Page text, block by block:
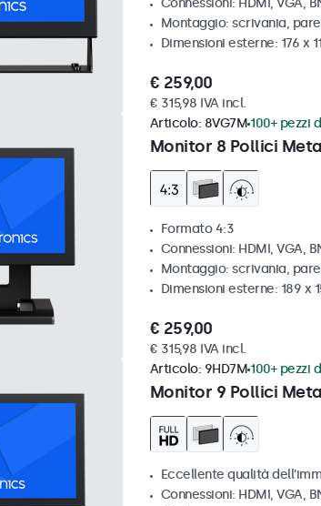
Connessioni: HDMI, VGA,
Montaggio: scrivania,
Dimensioni esterne: 176 x
€ 259,00
€ 315,98 IVA incl.
Monitor 8 Pollici
Articolo: 8VG7M 100+ pezzi
Formato 4:3
Connessioni: HDMI, VGA,
Montaggio: scrivania,
Dimensioni esterne: 189 x
€ 259,00
€ 315,98 IVA incl.
Monitor 9 Pollici
Articolo: 9HD7M 100+ pezzi
Eccellente qualità
Connessioni: HDMI, VGA,